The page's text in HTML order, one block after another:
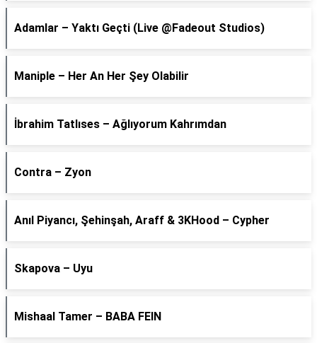
Adamlar – Yaktı Geçti (Live @Fadeout Studios)
Maniple – Her An Her Şey Olabilir
İbrahim Tatlıses – Ağlıyorum Kahrımdan
Contra – Zyon
Anıl Piyancı, Şehinşah, Araff & 3KHood – Cypher
Skapova – Uyu
Mishaal Tamer – BABA FEIN